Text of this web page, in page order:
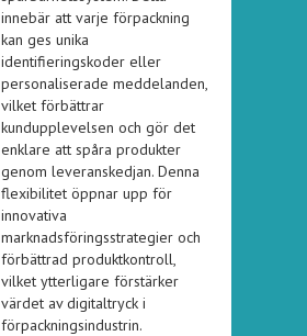
innebär att varje förpackning
kan ges unika
identifieringskoder eller
personaliserade meddelanden,
vilket förbättrar
kundupplevelsen och gör det
enklare att spåra produkter
genom leveranskedjan. Denna
flexibilitet öppnar upp för
innovativa
marknadsföringsstrategier och
förbättrad produktkontroll,
vilket ytterligare förstärker
värdet av digitaltryck i
förpackningsindustrin.